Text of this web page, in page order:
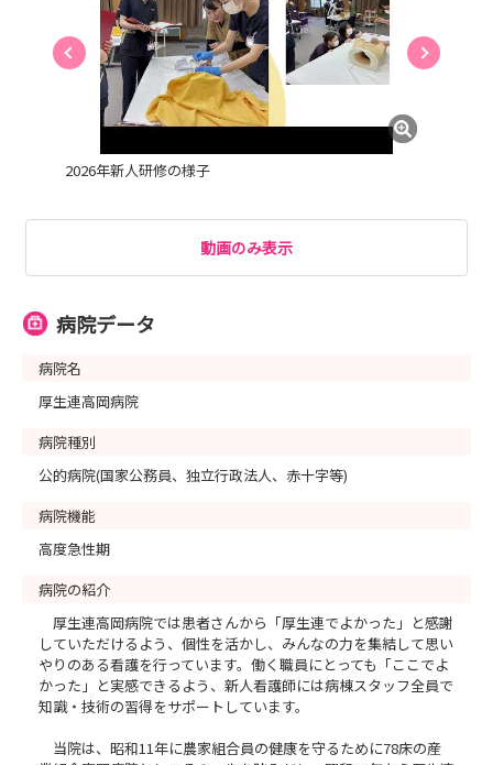
2026年新人研修の様子
動画のみ表示
病院データ
病院名
厚生連高岡病院
病院種別
公的病院(国家公務員、独立行政法人、赤十字等)
病院機能
高度急性期
病院の紹介
厚生連高岡病院では患者さんから「厚生連でよかった」と感謝
していただけるよう、個性を活かし、みんなの力を集結して思い
やりのある看護を行っています。働く職員にとっても「ここでよ
かった」と実感できるよう、新人看護師には病棟スタッフ全員で
知識・技術の習得をサポートしています。
当院は、昭和11年に農家組合員の健康を守るために78床の産